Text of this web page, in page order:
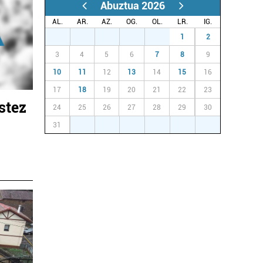
Abuztua 2026
AL. AR. AZ. OG. OL. LR.
IG.
1 2
3 4 5 6 7 8 9
10 11 12 13 14 15 16
17 18 19 20 21 22 23
24 25 26 27 28 29 30
31